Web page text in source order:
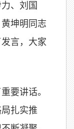
、刘国
坤明同志
言，大家
要讲话。
扎实推